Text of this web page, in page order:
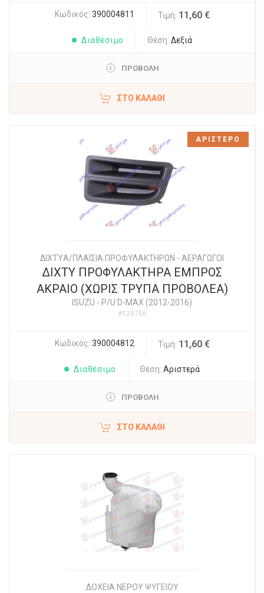
Κωδικός: 390004811 Τιμή: 11,60 €
Διαθέσιμο Θέση: Δεξιά
ΠΡΟΒΟΛΗ
ΣΤΟ ΚΑΛΆΘΙ
ΔΙΧΤYΑ/ΠΛΑΙΣΙΑ ΠΡΟΦΥΛΑΚΤΗΡΩΝ - ΑΕΡΑΓΩΓΟΙ
ΔΙΧΤΥ ΠΡΟΦΥΛΑΚΤΗΡΑ ΕΜΠΡΟΣ
ΑΚΡΑΙΟ (ΧΩΡΙΣ ΤΡΥΠΑ ΠΡΟΒΟΛΕΑ)
ISUZU - P/U D-MAX (2012-2016)
#125756
Κωδικός: 390004812 Τιμή: 11,60 €
Διαθέσιμο Θέση: Αριστερά
ΠΡΟΒΟΛΗ
ΣΤΟ ΚΑΛΆΘΙ
ΑΡΙΣΤΕΡΟ
ΔΟΧΕΙΑ ΝΕΡΟΥ ΨΥΓΕΙΟΥ